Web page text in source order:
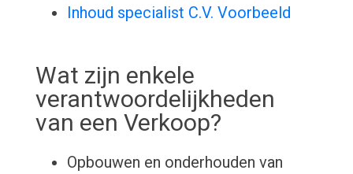
Inhoud specialist C.V. Voorbeeld
Wat zijn enkele
verantwoordelijkheden
van een Verkoop?
Opbouwen en onderhouden van